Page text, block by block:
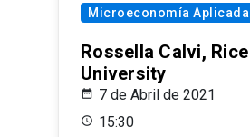
Microeconomía Aplicada
Rossella Calvi, Rice
University
7 de Abril de 2021
15:30